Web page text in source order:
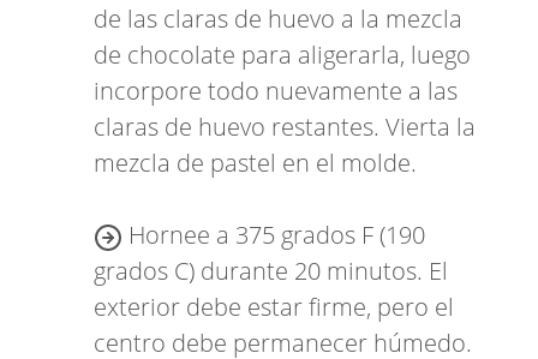
de las claras de huevo a la mezcla
de chocolate para aligerarla, luego
incorpore todo nuevamente a las
claras de huevo restantes. Vierta la
mezcla de pastel en el molde.
Hornee a 375 grados F (190
grados C) durante 20 minutos. El
exterior debe estar firme, pero el
centro debe permanecer húmedo.